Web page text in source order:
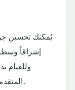
يُمكنك تحسين
إشراقاً
وللقيام
المتقدمة، بعدها قم بتنشيط ميزة محسن الفيديو.